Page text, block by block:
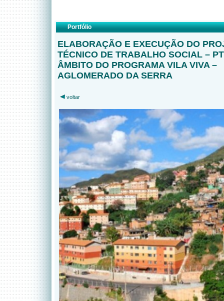
Portfólio
ELABORAÇÃO E EXECUÇÃO DO
TÉCNICO DE TRABALHO SOCIAL –
ÂMBITO DO PROGRAMA VILA VIVA –
AGLOMERADO DA SERRA
voltar